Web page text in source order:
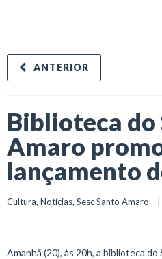
ANTERIOR
Biblioteca do
Amaro
lançamento
Cultura, Notícias, Sesc Santo Amaro
Amanhã (20), às 20h, a biblioteca